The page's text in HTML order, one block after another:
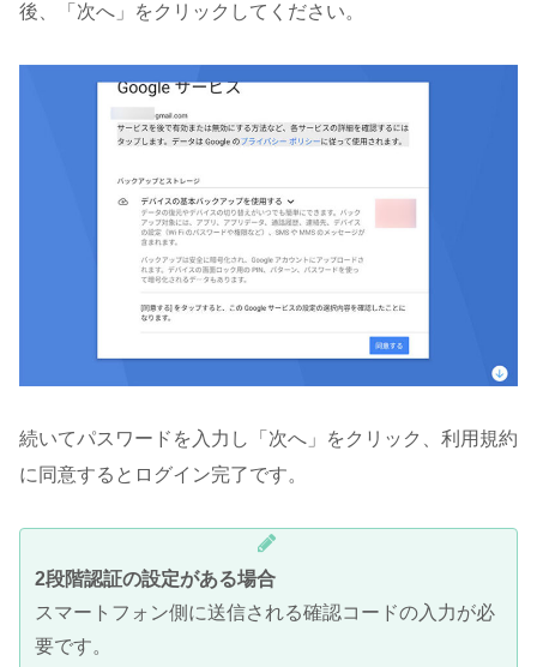
後、「次へ」をクリックしてください。
続いてパスワードを入力し「次へ」をクリック、利用規約
に同意するとログイン完了です。
2段階認証の設定がある場合
スマートフォン側に送信される確認コードの入力が必
要です。